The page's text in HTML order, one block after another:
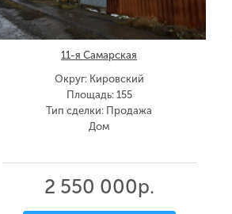
11-я Самарская
Округ: Кировский
Площадь: 155
Тип сделки: Продажа
Дом
2 550 000р.